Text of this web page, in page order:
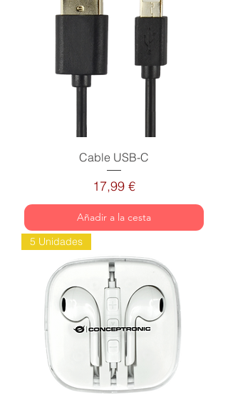
Cable USB-C
Precio
17,99 €
Añadir a la cesta
5 Unidades